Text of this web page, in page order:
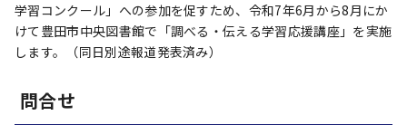
学習コンクール」への参加を促すため、令和7年6月から8月にか
けて豊田市中央図書館で「調べる・伝える学習応援講座」を実施
します。（同日別途報道発表済み）
問合せ